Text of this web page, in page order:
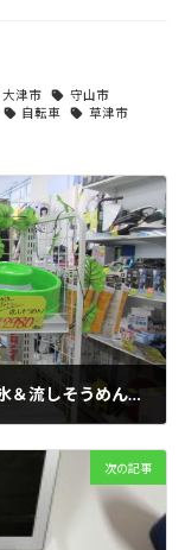
大津市
守山市
自転車 草津市
季節先取り 夏物コーナー展開中♪かき氷＆流しそうめん陳列中♪
次の記事